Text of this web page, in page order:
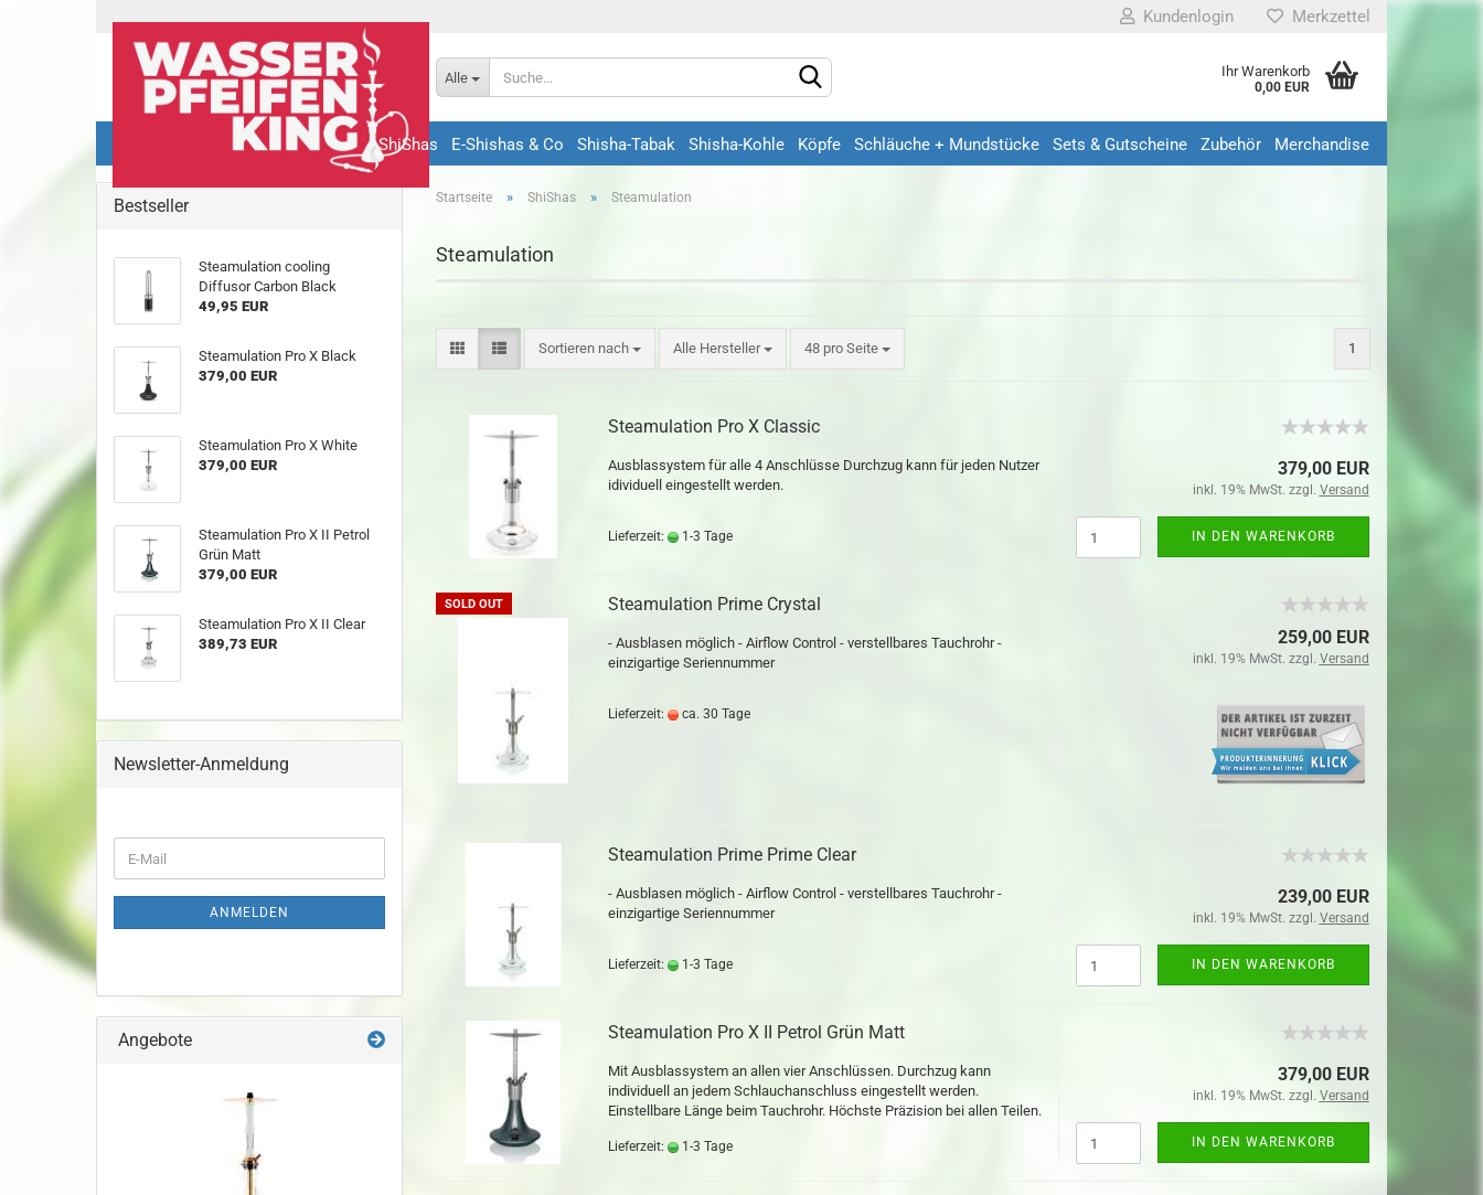
Kundenlogin Merkzettel
Alle Ihr Warenkorb
0,00 EUR
ShiShas E-Shishas & Co Shisha-Tabak Shisha-Kohle Köpfe Schläuche + Mundstücke Sets & Gutscheine Zubehör Merchandise
Startseite » ShiShas » Steamulation
Steamulation
Sortieren nach Alle Hersteller 48 pro Seite 1
Steamulation Pro X Classic
Ausblassystem für alle 4 Anschlüsse Durchzug kann für jeden Nutzer
idividuell eingestellt werden.
Lieferzeit: 1-3 Tage
379,00 EUR
inkl. 19% MwSt. zzgl. Versand
IN DEN WARENKORB
SOLD OUT Steamulation Prime Crystal
- Ausblasen möglich - Airflow Control - verstellbares Tauchrohr -
einzigartige Seriennummer
Lieferzeit: ca. 30 Tage
259,00 EUR
inkl. 19% MwSt. zzgl. Versand
Steamulation Prime Prime Clear
- Ausblasen möglich - Airflow Control - verstellbares Tauchrohr -
einzigartige Seriennummer
Lieferzeit: 1-3 Tage
239,00 EUR
inkl. 19% MwSt. zzgl. Versand
IN DEN WARENKORB
Steamulation Pro X II Petrol Grün Matt
Mit Ausblassystem an allen vier Anschlüssen. Durchzug kann
individuell an jedem Schlauchanschluss eingestellt werden.
Einstellbare Länge beim Tauchrohr. Höchste Präzision bei allen Teilen.
Lieferzeit: 1-3 Tage
379,00 EUR
inkl. 19% MwSt. zzgl. Versand
IN DEN WARENKORB
Bestseller
Steamulation cooling
Diffusor Carbon Black
49,95 EUR
Steamulation Pro X Black
379,00 EUR
Steamulation Pro X White
379,00 EUR
Steamulation Pro X II Petrol
Grün Matt
379,00 EUR
Steamulation Pro X II Clear
389,73 EUR
Newsletter-Anmeldung
ANMELDEN
Angebote